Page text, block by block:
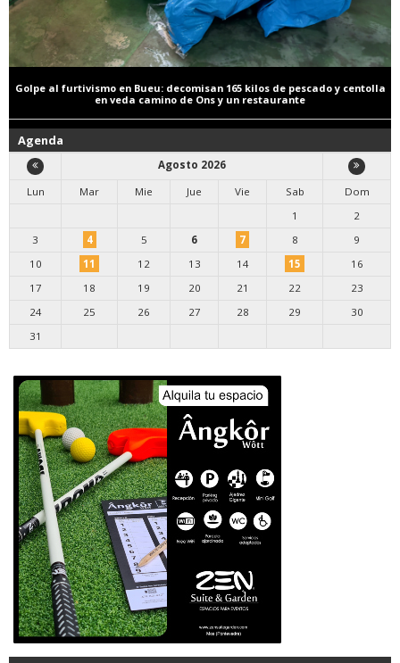
Golpe al furtivismo en Bueu: decomisan 165 kilos de pescado y centolla
en veda camino de Ons y un restaurante
Agenda
Agosto 2026
Lun
Mar Mie Jue Vie Sab
Dom
1
2
3
4 5 6 7 8
9
10
11 12 13 14 15
16
17
18 19 20 21 22
23
24
25 26 27 28 29
30
31